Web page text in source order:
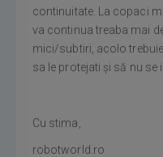
continuitate. La copaci
va continua treaba mai
mici/subtiri, acolo
sa le protejati și să nu
Cu stima,
robotworld.ro